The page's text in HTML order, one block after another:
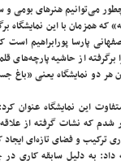
می‌توانیم هنرهای بومی و
پارسا پورابراهیم
برگرفته از حاشیه
دو نمایشگاه یعنی «باغ
این نمایشگاه
شدم که نشات گرفته از
ترکیب و فضای تازه‌ای ایجاد
به دلیل سابقه کاری